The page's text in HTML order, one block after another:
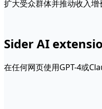
扩大受众群体并推动收入增
Sider AI
在任何网页使用GPT-4或